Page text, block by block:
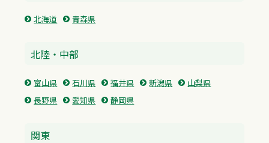
北海道 青森県
北陸・中部
富山県 石川県 福井県 新潟県
山梨県
長野県
愛知県 静岡県
関東